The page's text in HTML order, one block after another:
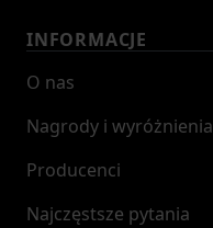
INFORMACJE
O nas
Nagrody i wyróżnienia
Producenci
Najczęstsze pytania